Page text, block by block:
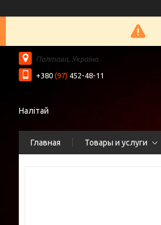
Полтава, Україна
+380 (97) 452-48-11
Налітай
Главная Товары и услуги